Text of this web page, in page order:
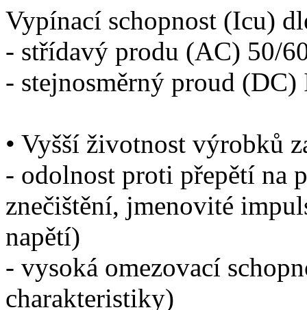
Vypínací schopnost (Icu)
- střídavý produ (AC) 50/
- stejnosměrný proud
• Vyšší životnost výrobků
- odolnost proti přepětí na
znečištění, jmenovité
napětí)
- vysoká omezovací
charakteristiky)